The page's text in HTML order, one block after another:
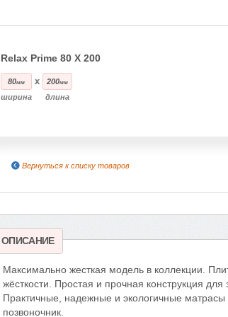
Relax Prime 80 Х 200
80мм
ширина
x 200мм
длина
Вернуться к списку товаров
ОПИСАНИЕ
Максимально жесткая модель в коллекции.
жёсткости. Простая и прочная конструкция для
Практичные, надежные и экологичные
позвоночник.